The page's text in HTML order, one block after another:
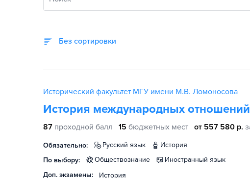
Без сортировки
Исторический факультет МГУ имени М.В. Ломоносова
История международных отношений
87 проходной балл 15 бюджетных мест от 557 580 р.
Обязательно: русский язык
история
По выбору:
обществознание
иностранный язык
Доп. экзамены:
История